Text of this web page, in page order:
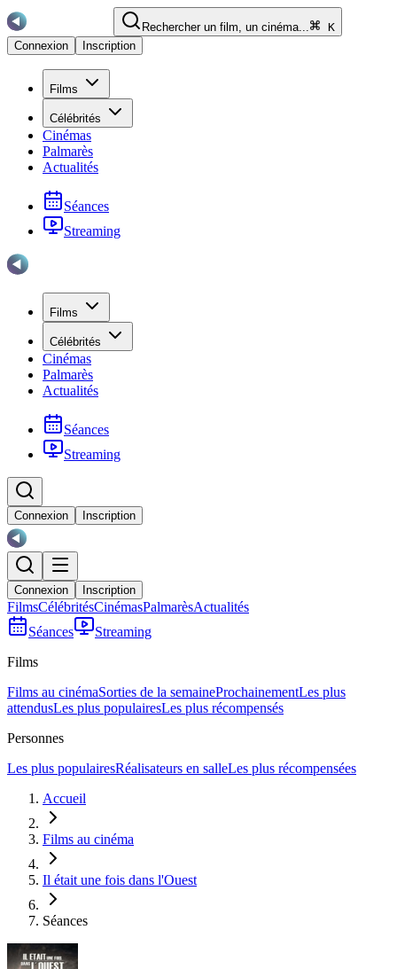
Rechercher un film, un cinéma...
K
Connexion
Inscription
Films
Célébrités
Cinémas
Palmarès
Actualités
Séances
Streaming
Films
Célébrités
Cinémas
Palmarès
Actualités
Séances
Streaming
Connexion Inscription
Connexion Inscription
FilmsCélébritésCinémasPalmarèsActualités
Séances
Streaming
Films
Films au cinémaSorties de la semaineProchainementLes plus
attendusLes plus populairesLes plus récompensés
Personnes
Les plus populairesRéalisateurs en salleLes plus récompensées
Accueil
Films au cinéma
Il était une fois dans l'Ouest
Séances